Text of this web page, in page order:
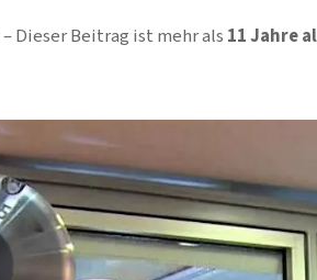
Video-Player
Dieser Beitrag ist mehr als 11 Jahre